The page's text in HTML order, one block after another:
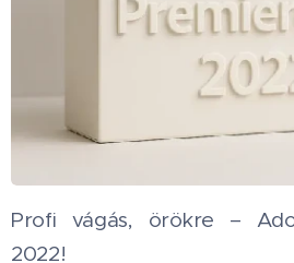
Profi vágás, örökre –
2022! 🎬